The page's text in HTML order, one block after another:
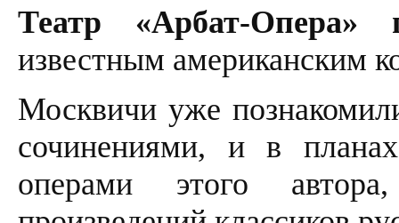
Театр «Арбат-Опера»
известным американским
Москвичи уже
сочинениями, и в
операми этого